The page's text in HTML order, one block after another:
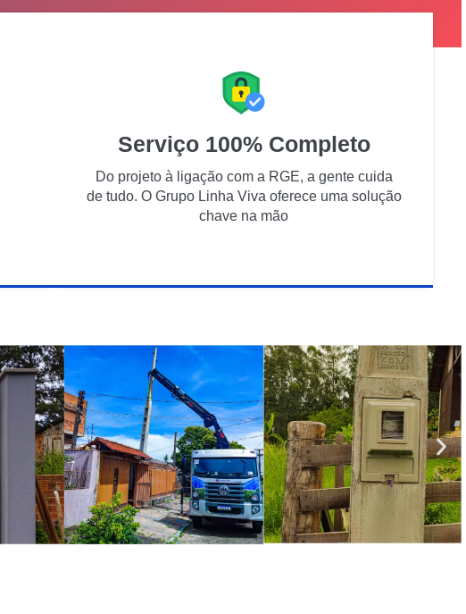
Serviço 100% Completo
Do projeto à ligação com a RGE, a gente cuida
de tudo. O Grupo Linha Viva oferece uma solução
chave na mão